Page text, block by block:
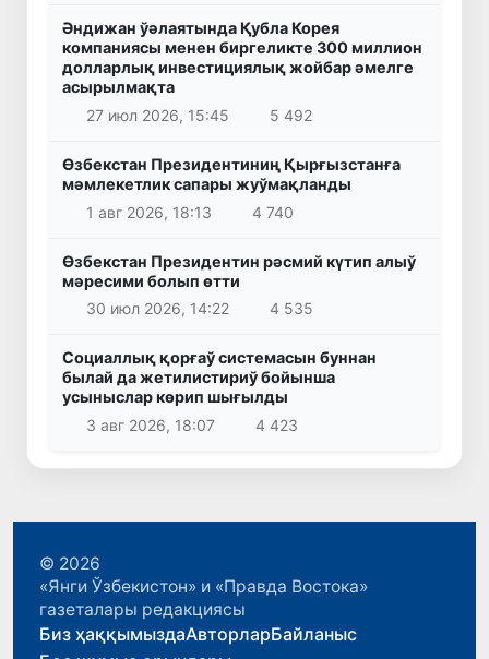
Әндижан ўәлаятында Қубла Корея
компаниясы менен биргеликте 300 миллион
долларлық инвестициялық жойбар әмелге
асырылмақта
27 июл 2026, 15:45
5 492
Өзбекстан Президентиниң Қырғызстанға
мәмлекетлик сапары жуўмақланды
1 авг 2026, 18:13
4 740
Өзбекстан Президентин рәсмий күтип алыў
мәресими болып өтти
30 июл 2026, 14:22
4 535
Социаллық қорғаў системасын буннан
былай да жетилистириў бойынша
усыныслар көрип шығылды
3 авг 2026, 18:07
4 423
© 2026
«Янги Ўзбекистон» и «Правда Востока»
газеталары редакциясы
Биз ҳаққымыздаАвторларБайланыс